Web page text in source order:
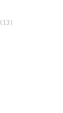
(13)